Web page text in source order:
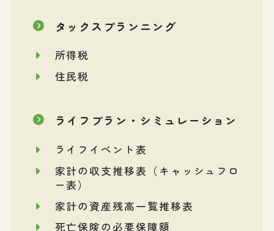
タックスプランニング
所得税
住民税
ライフプラン・シミュレーション
ライフイベント表
家計の収支推移表（キャッシュフロ
ー表）
家計の資産残高一覧推移表
死亡保険の必要保障額